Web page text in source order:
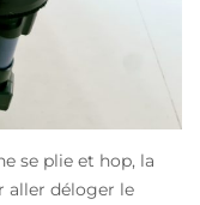
se plie et hop, la
aller déloger le